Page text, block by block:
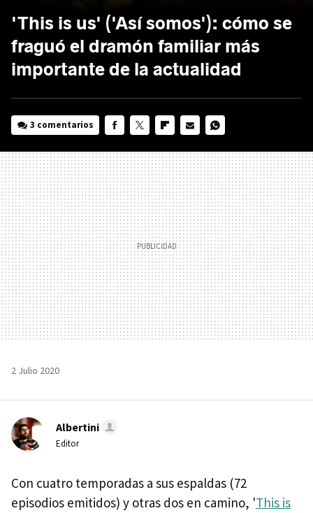
'This is us' ('Así somos'): cómo se
fraguó el dramón familiar más
importante de la actualidad
3 comentarios
MAIL
2 Julio 2020
Albertini
Editor
Con cuatro temporadas a sus espaldas (72
episodios emitidos) y otras dos en camino, 'This is